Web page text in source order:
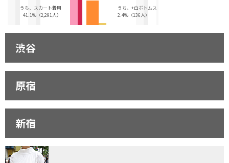
うち、スカート着用
41.1%（2,291人）
うち、+白ボトムス
2.4%（136人）
渋谷
原宿
新宿